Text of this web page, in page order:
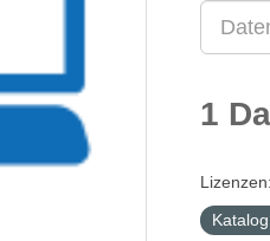
1
Lizenzen:
Katalog